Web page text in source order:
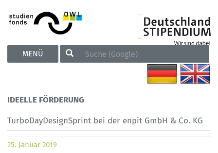
TOGGLE
NAVIGATION
MENÜ
IDEELLE FÖRDERUNG
TurboDayDesignSprint bei der enpit GmbH & Co. KG
25. Januar 2019